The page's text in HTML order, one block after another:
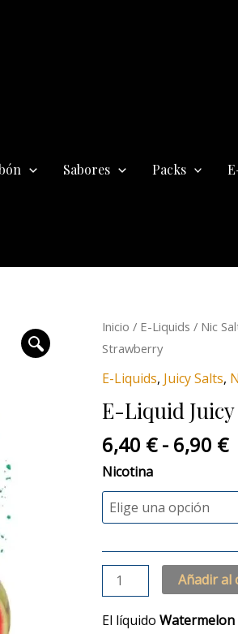
Sabores Packs
Inicio / E-Liquids / Nic
Strawberry
E-Liquids, Juicy Salts,
E-Liquid
6,40 € - 6,90 €
Nicotina
E-
Liquid
Juicy
Salts
Watermelon
Strawberry
cantidad
Añadir al
El líquido